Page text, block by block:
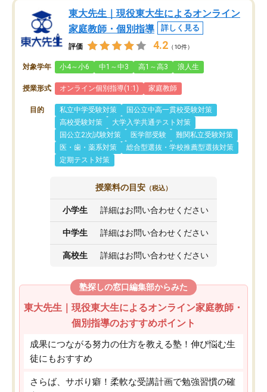
東大先生｜現役東大生によるオンライン
家庭教師・個別指導
詳しく見る
評価 4.2 （10件）
対象学年 小4～小6 中1～中3 高1～高3 浪人生
授業形式 オンライン個別指導(1:1) 家庭教師
目的 私立中学受験対策
国公立中高一貫校受験対策
高校受験対策
大学入学共通テスト対策
国公立2次試験対策
医学部受験
難関私立受験対策
医・歯・薬系対策
総合型選抜・学校推薦型選抜対策
定期テスト対策
授業料の目安 （税込）
小学生 詳細はお問い合わせください
中学生 詳細はお問い合わせください
高校生 詳細はお問い合わせください
塾探しの窓口編集部からみた
東大先生｜現役東大生によるオンライン家庭教師・
個別指導のおすすめポイント
成果につながる努力の仕方を教える塾！伸び悩む生
徒にもおすすめ
さらば、サボり癖！柔軟な受講計画で勉強習慣の確